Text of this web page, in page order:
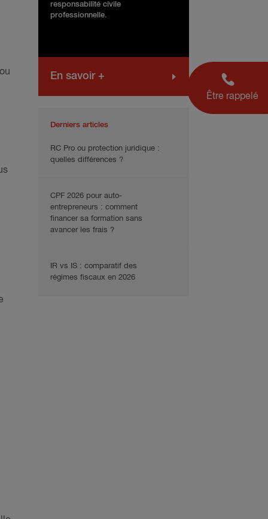
Être rappelé
responsabilité civile
professionnelle.
En savoir +
Derniers articles
RC Pro ou protection juridique :
quelles différences ?
CPF 2026 pour auto-
entrepreneurs : comment
financer sa formation sans
avancer les frais ?
IR vs IS : comparatif des
régimes fiscaux en 2026